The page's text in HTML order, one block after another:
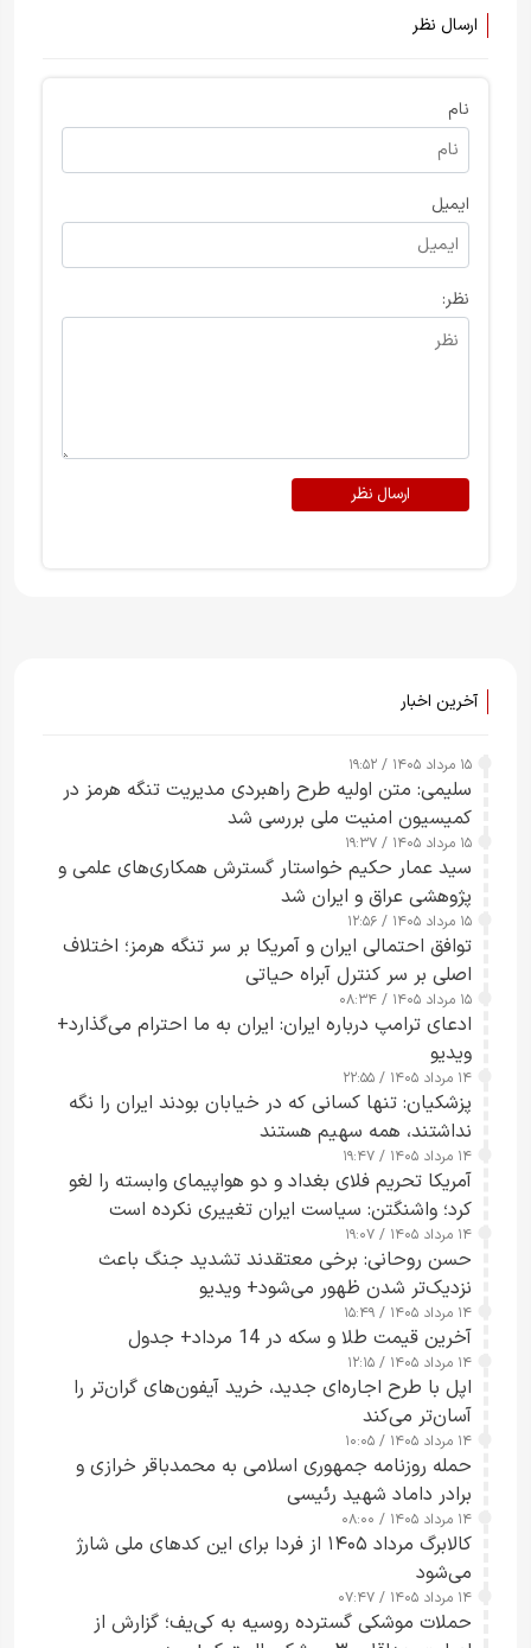
ارسال نظر
نام
ایمیل
نظر:
ارسال نظر
آخرین اخبار
۱۵ مرداد ۱۴۰۵ / ۱۹:۵۲
سلیمی: متن اولیه طرح راهبردی مدیریت تنگه هرمز در
کمیسیون امنیت ملی بررسی شد
۱۵ مرداد ۱۴۰۵ / ۱۹:۳۷
سید عمار حکیم خواستار گسترش همکاری‌های علمی و
پژوهشی عراق و ایران شد
۱۵ مرداد ۱۴۰۵ / ۱۲:۵۶
توافق احتمالی ایران و آمریکا بر سر تنگه هرمز؛ اختلاف
اصلی بر سر کنترل آبراه حیاتی
۱۵ مرداد ۱۴۰۵ / ۰۸:۳۴
ادعای ترامپ درباره ایران: ایران به ما احترام می‌گذارد+
ویدیو
۱۴ مرداد ۱۴۰۵ / ۲۲:۵۵
پزشکیان: تنها کسانی که در خیابان بودند ایران را نگه
نداشتند، همه سهیم هستند
۱۴ مرداد ۱۴۰۵ / ۱۹:۴۷
آمریکا تحریم فلای بغداد و دو هواپیمای وابسته را لغو
کرد؛ واشنگتن: سیاست ایران تغییری نکرده است
۱۴ مرداد ۱۴۰۵ / ۱۹:۰۷
حسن روحانی: برخی معتقدند تشدید جنگ باعث
نزدیک‌تر شدن ظهور می‌شود+ ویدیو
۱۴ مرداد ۱۴۰۵ / ۱۵:۴۹
آخرین قیمت طلا و سکه در 14 مرداد+ جدول
۱۴ مرداد ۱۴۰۵ / ۱۲:۱۵
اپل با طرح اجاره‌ای جدید، خرید آیفون‌های گران‌تر را
آسان‌تر می‌کند
۱۴ مرداد ۱۴۰۵ / ۱۰:۰۵
حمله روزنامه جمهوری اسلامی به محمدباقر خرازی و
برادر داماد شهید رئیسی
۱۴ مرداد ۱۴۰۵ / ۰۸:۰۰
کالابرگ مرداد ۱۴۰۵ از فردا برای این کدهای ملی شارژ
می‌شود
۱۴ مرداد ۱۴۰۵ / ۰۷:۴۷
حملات موشکی گسترده روسیه به کی‌یف؛ گزارش از